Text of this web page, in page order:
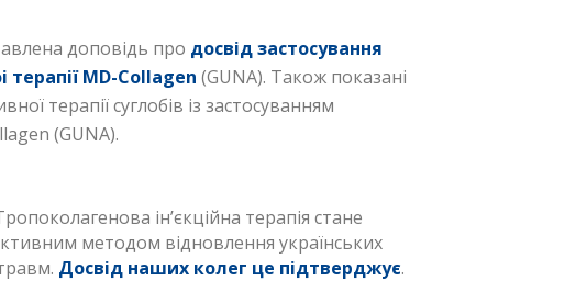
доповідь про досвід застосування
терапії MD-Collagen (GUNA). Також показані
терапії суглобів із застосуванням
(GUNA).
ін’єкційна терапія стане
методом відновлення українських
Досвід наших колег це підтверджує.